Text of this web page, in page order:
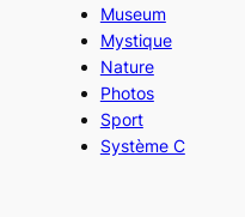
Museum
Mystique
Nature
Photos
Sport
Système C